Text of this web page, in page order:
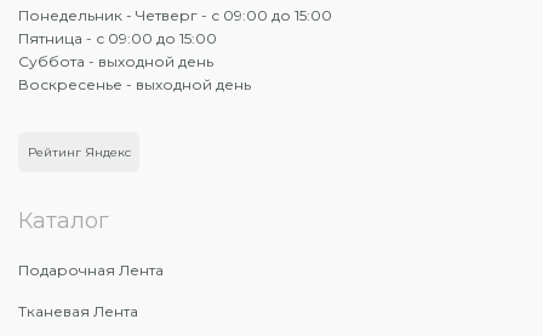
Понедельник - Четверг - с 09:00 до 15:00
Пятница - с 09:00 до 15:00
Суббота - выходной день
Воскресенье - выходной день
Рейтинг Яндекс
Каталог
Подарочная Лента
Тканевая Лента